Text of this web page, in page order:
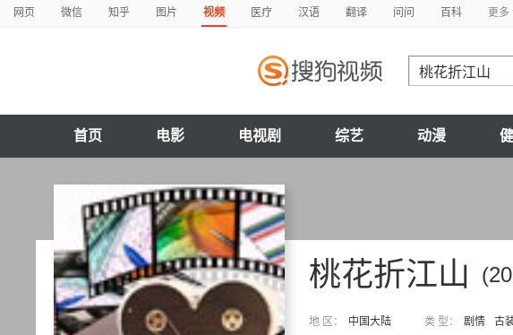
网页 微信 知乎 图片 视频 医疗 汉语 翻译 问问 百科 更多
首页 电影 电视剧 综艺 动漫
桃花折江山
地 区： 中国大陆 类 型： 剧情 古